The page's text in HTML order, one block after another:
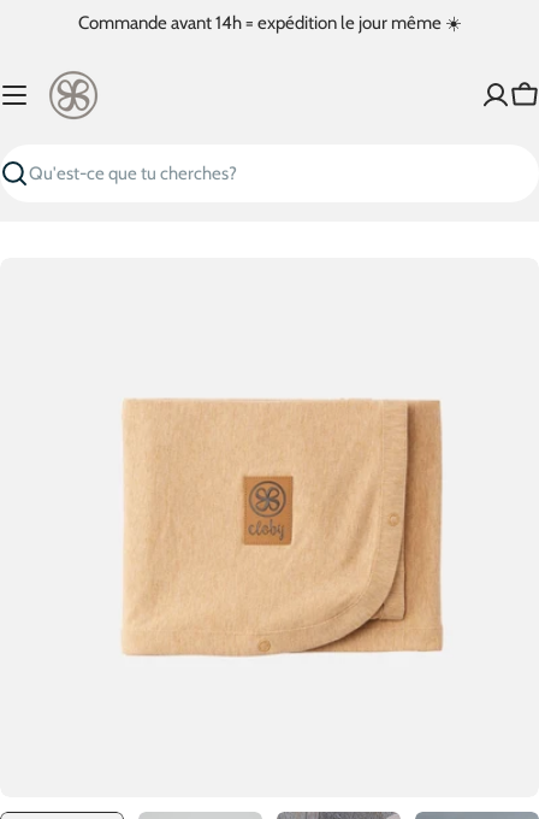
contenu
Commande avant 14h = expédition le jour même ☀️
Recherche
le média 0 en mode modal